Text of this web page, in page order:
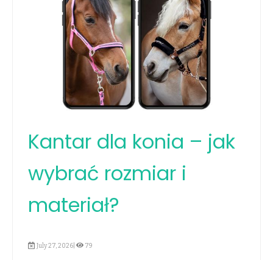
Kantar dla konia – jak
wybrać rozmiar i
materiał?
July 27, 2026| 79